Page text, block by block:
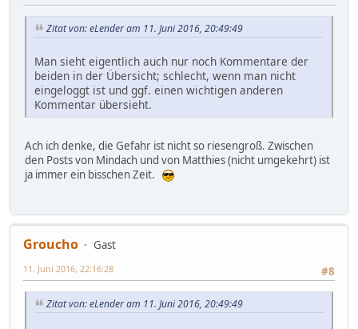
Zitat von: eLender am 11. Juni 2016, 20:49:49
Man sieht eigentlich auch nur noch Kommentare der
beiden in der Übersicht; schlecht, wenn man nicht
eingeloggt ist und ggf. einen wichtigen anderen
Kommentar übersieht.
Ach ich denke, die Gefahr ist nicht so riesengroß. Zwischen
den Posts von Mindach und von Matthies (nicht umgekehrt) ist
ja immer ein bisschen Zeit.
Groucho
Gast
#8
11. Juni 2016, 22:16:28
Zitat von: eLender am 11. Juni 2016, 20:49:49